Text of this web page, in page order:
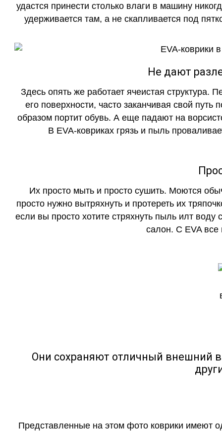
удастся принести столько влаги в машину
удерживается там, а не скапливается под
Не дают
Здесь опять же работает ячеистая структура.
его поверхности, часто заканчивая свой
образом портит обувь. А еще падают на
В EVA-ковриках грязь и пыль
Их просто мыть и просто сушить. Моются
просто нужно вытряхнуть и протереть их
если вы просто хотите стряхнуть пыль илт воду
салон. С EVA все
Они сохраняют отличный внешний
Представленные на этом фото коврики имеют